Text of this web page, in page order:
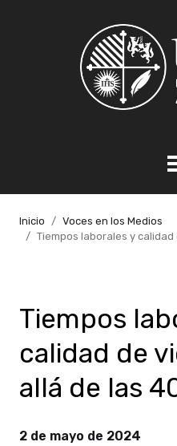
Inicio
Voces en los Medios
Tiempos laborales y
Tiempos
calidad de
allá de las
2 de mayo de 2024